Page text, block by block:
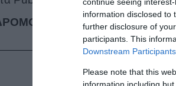
information disclosed to
further disclosure of
participants. This
Downstream Participants
Please note that this
σου.. στον ΔΡΟΜΟ 89,8!